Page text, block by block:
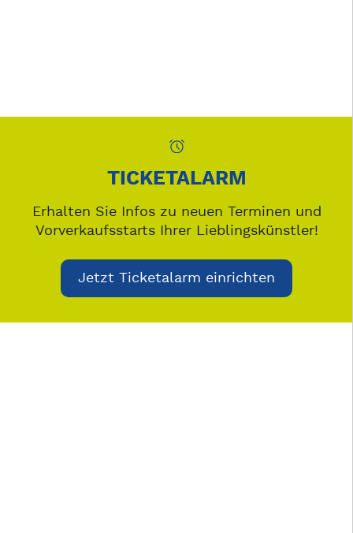
TICKETALARM
Erhalten Sie Infos zu neuen Terminen und
Vorverkaufsstarts Ihrer Lieblingskünstler!
Jetzt Ticketalarm einrichten